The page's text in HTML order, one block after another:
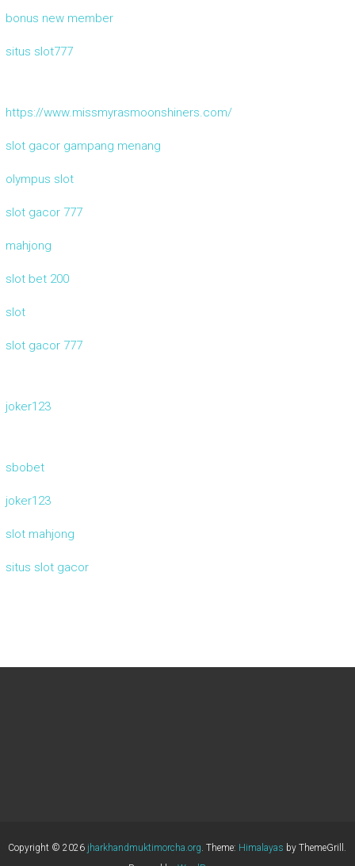
bonus new member
situs slot777
https://www.missmyrasmoonshiners.com/
slot gacor gampang menang
olympus slot
slot gacor 777
mahjong
slot bet 200
slot
slot gacor 777
joker123
sbobet
joker123
slot mahjong
situs slot gacor
Copyright © 2026 jharkhandmuktimorcha.org. Theme: Himalayas by ThemeGrill.